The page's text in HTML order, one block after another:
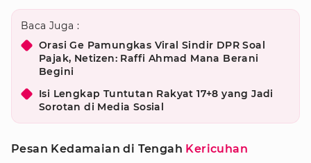
Baca Juga :
Orasi Ge Pamungkas Viral Sindir DPR Soal
Pajak, Netizen: Raffi Ahmad Mana Berani
Begini
Isi Lengkap Tuntutan Rakyat 17+8 yang Jadi
Sorotan di Media Sosial
Pesan Kedamaian di Tengah Kericuhan